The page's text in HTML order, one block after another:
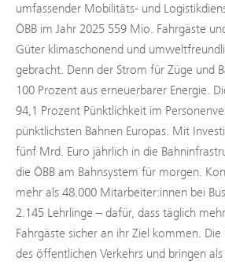
umfassender Mobilitäts- und
ÖBB im Jahr 2025 559 Mio. Fahrgäste
Güter klimaschonend und
gebracht. Denn der Strom für Züge und
100 Prozent aus erneuerbarer Energie.
94,1 Prozent Pünktlichkeit im
pünktlichsten Bahnen Europas. Mit
fünf Mrd. Euro jährlich in die
die ÖBB am Bahnsystem für morgen.
mehr als 48.000 Mitarbeiter:innen bei
2.145 Lehrlinge – dafür, dass täglich
Fahrgäste sicher an ihr Ziel kommen. Die
des öffentlichen Verkehrs und bringen